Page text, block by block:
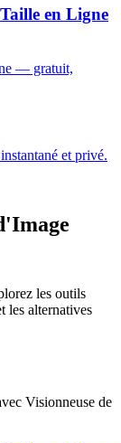
en Ligne
— gratuit,
et privé.
les outils
les alternatives
Visionneuse de